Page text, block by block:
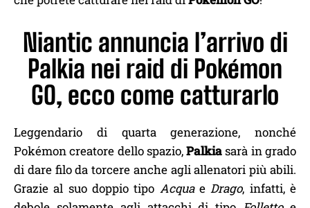
Niantic annuncia l’arrivo di
Palkia nei raid di Pokémon
GO, ecco come catturarlo
Leggendario di quarta generazione, nonché
Pokémon creatore dello spazio,Palkiasarà in grado
di dare filo da torcere anche agli allenatori più abili.
Grazie al suo doppio tipo AcquaeDrago, infatti, è